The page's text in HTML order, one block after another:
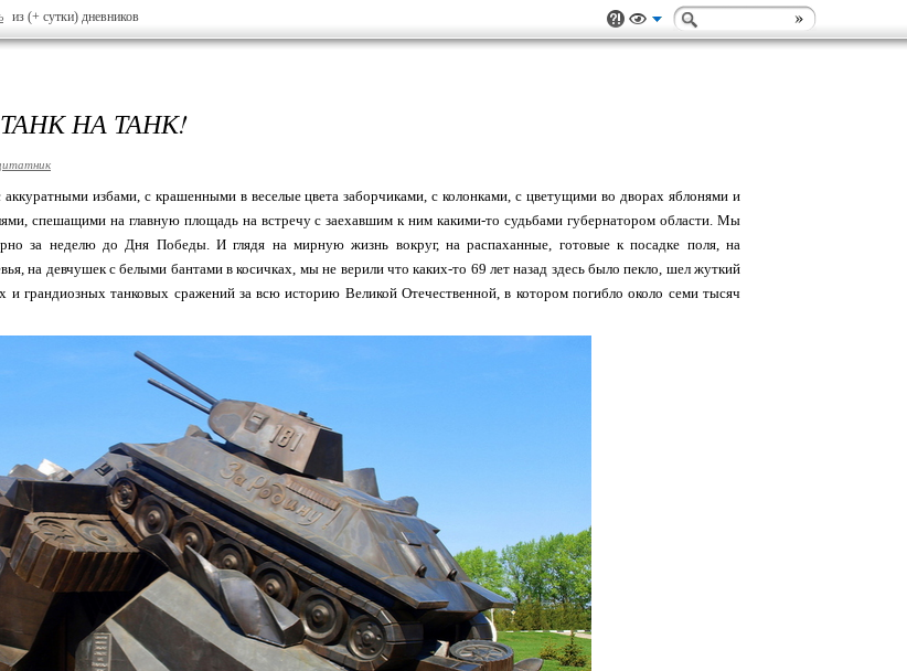
из (+ сутки) дневников
НА ТАНК!
избами, с крашенными в веселые цвета заборчиками, с колонками, с цветущими во дворах яблонями и
спешащими на главную площадь на встречу с заехавшим к ним какими-то судьбами губернатором области. Мы
за неделю до Дня Победы. И глядя на мирную жизнь вокруг, на распаханные, готовые к посадке поля, на
на девчушек с белыми бантами в косичках, мы не верили что каких-то 69 лет назад здесь было пекло, шел жуткий
грандиозных танковых сражений за всю историю Великой Отечественной, в котором погибло около семи тысяч